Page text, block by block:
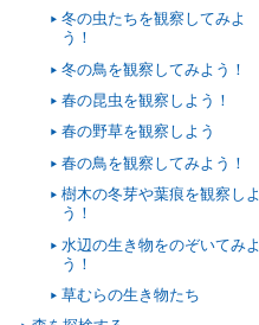
冬の虫たちを観察してみよ
う！
冬の鳥を観察してみよう！
春の昆虫を観察しよう！
春の野草を観察しよう
春の鳥を観察してみよう！
樹木の冬芽や葉痕を観察しよ
う！
水辺の生き物をのぞいてみよ
う！
草むらの生き物たち